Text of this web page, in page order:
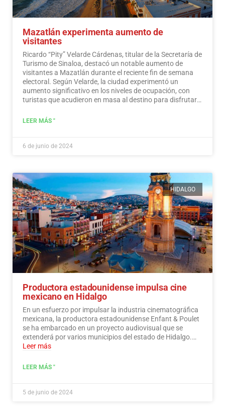
Mazatlán experimenta aumento de
visitantes
Ricardo “Pity” Velarde Cárdenas, titular de la Secretaría de
Turismo de Sinaloa, destacó un notable aumento de
visitantes a Mazatlán durante el reciente fin de semana
electoral. Según Velarde, la ciudad experimentó un
aumento significativo en los niveles de ocupación, con
turistas que acudieron en masa al destino para disfrutar
responsabilidad hacia la participación en el proceso
LEER MÁS "
6 de junio de 2024
HIDALGO
Productora estadounidense impulsa cine
mexicano en Hidalgo
En un esfuerzo por impulsar la industria cinematográfica
mexicana, la productora estadounidense Enfant & Poulet
se ha embarcado en un proyecto audiovisual que se
extenderá por varios municipios del estado de Hidalgo.…
Leer más
LEER MÁS "
5 de junio de 2024